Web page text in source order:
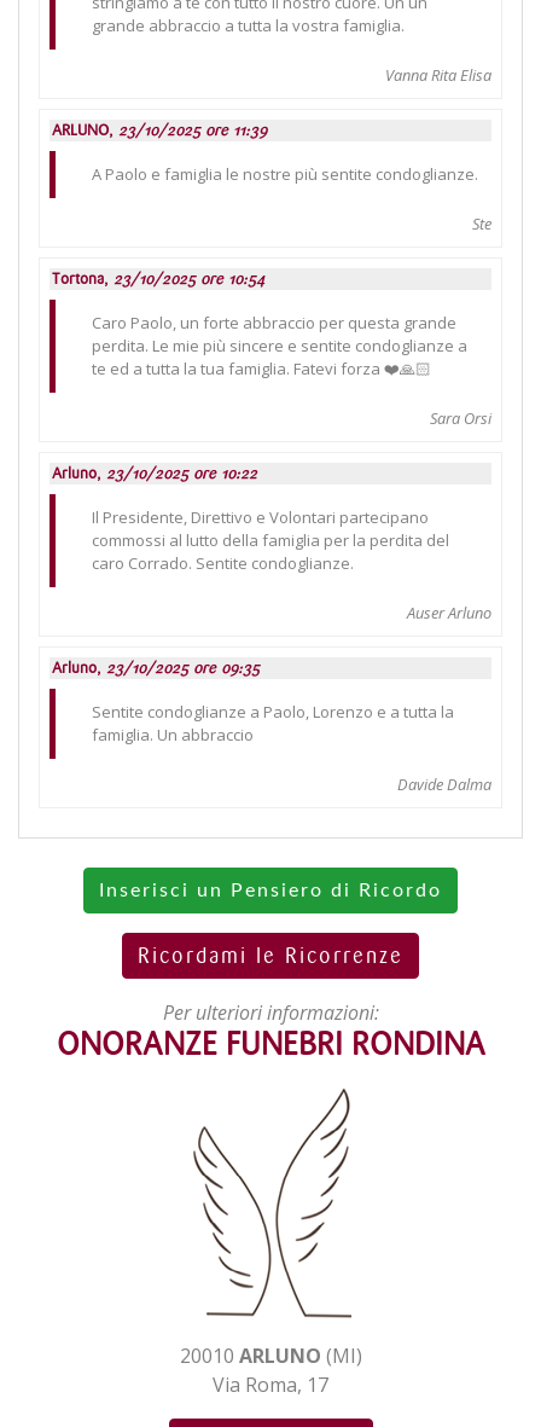
grande abbraccio a tutta la vostra famiglia.
Vanna Rita Elisa
ARLUNO, 23/10/2025 ore 11:39
A Paolo e famiglia le nostre più sentite condoglianze.
Ste
Tortona, 23/10/2025 ore 10:54
Caro Paolo, un forte abbraccio per questa grande
perdita. Le mie più sincere e sentite condoglianze a
te ed a tutta la tua famiglia. Fatevi forza ❤️🙏🏻
Sara Orsi
Arluno, 23/10/2025 ore 10:22
Il Presidente, Direttivo e Volontari partecipano
commossi al lutto della famiglia per la perdita del
caro Corrado. Sentite condoglianze.
Auser Arluno
Arluno, 23/10/2025 ore 09:35
Sentite condoglianze a Paolo, Lorenzo e a tutta la
famiglia. Un abbraccio
Davide Dalma
Inserisci un Pensiero di Ricordo
Ricordami le Ricorrenze
Per ulteriori informazioni:
ONORANZE FUNEBRI RONDINA
20010 ARLUNO (MI)
Via Roma, 17